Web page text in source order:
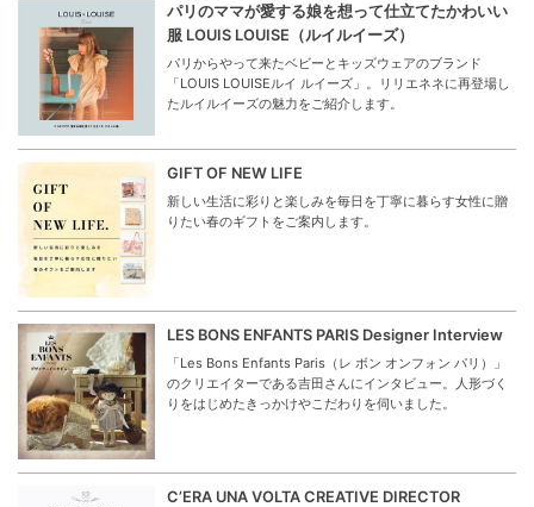
パリのママが愛する娘を想って仕立てたかわいい
服 LOUIS LOUISE（ルイルイーズ）
パリからやって来たベビーとキッズウェアのブランド
「LOUIS LOUISEルイ ルイーズ」。リリエネネに再登場し
たルイルイーズの魅力をご紹介します。
GIFT OF NEW LIFE
新しい生活に彩りと楽しみを毎日を丁寧に暮らす女性に贈
りたい春のギフトをご案内します。
LES BONS ENFANTS PARIS Designer Interview
「Les Bons Enfants Paris（レ ボン オンフォン パリ）」
のクリエイターである吉田さんにインタビュー。人形づく
りをはじめたきっかけやこだわりを伺いました。
C’ERA UNA VOLTA CREATIVE DIRECTOR